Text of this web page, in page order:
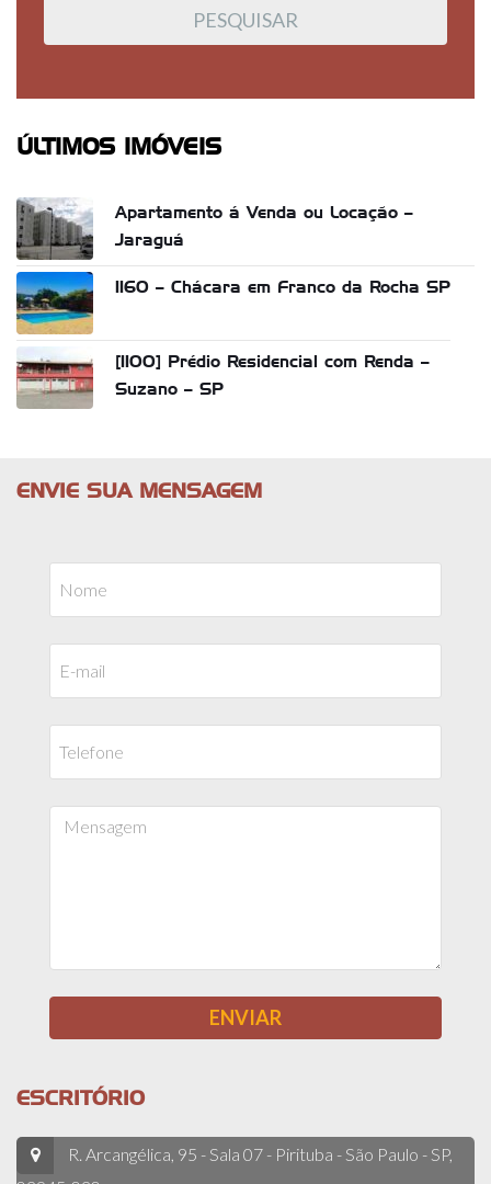
ÚLTIMOS IMÓVEIS
Apartamento á Venda ou Locação –
Jaraguá
1160 – Chácara em Franco da Rocha SP
[1100] Prédio Residencial com Renda –
Suzano – SP
ENVIE SUA MENSAGEM
ESCRITÓRIO
R. Arcangélica, 95 - Sala 07 - Pirituba - São Paulo - SP,